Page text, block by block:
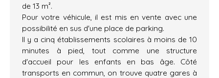
de 13 m².
Pour votre véhicule, il est mis en vente avec une
possibilité en sus d'une place de parking.
Il y a cinq établissements scolaires à moins de 10
minutes à pied, tout comme une structure
d'accueil pour les enfants en bas âge. Côté
transports en commun, on trouve quatre gares à